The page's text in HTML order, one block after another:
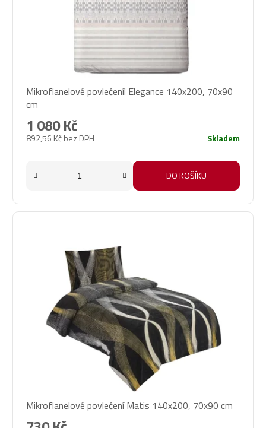
Mikroflanelové povlečeníl Elegance 140x200, 70x90
cm
892,56 Kč bez DPH
1 080 Kč
Skladem
DO KOŠÍKU
Mikroflanelové povlečení Matis 140x200, 70x90 cm